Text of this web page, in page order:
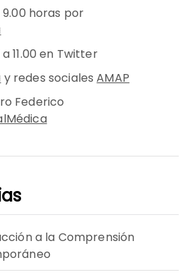
horas por
11.00 en Twitter
y redes socialesAMAP
Federico
a la Comprensión